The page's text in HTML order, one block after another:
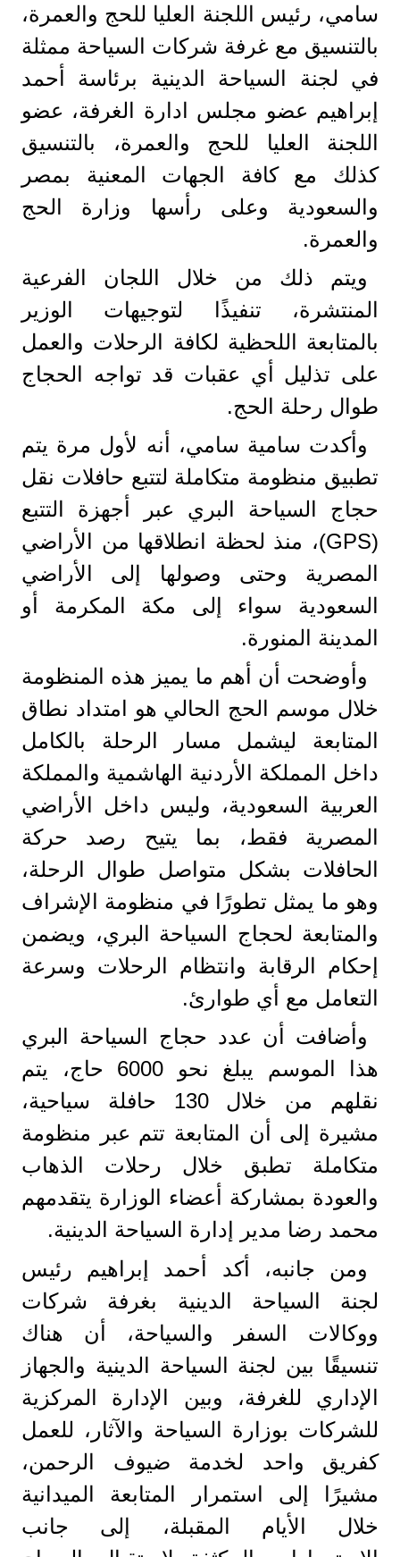
سامي، رئيس اللجنة العليا للحج والعمرة،
بالتنسيق مع غرفة شركات السياحة ممثلة
في لجنة السياحة الدينية برئاسة أحمد
إبراهيم عضو مجلس ادارة الغرفة، عضو
اللجنة العليا للحج والعمرة، بالتنسيق
كذلك مع كافة الجهات المعنية بمصر
والسعودية وعلى رأسها وزارة الحج
والعمرة.
ويتم ذلك من خلال اللجان الفرعية
المنتشرة، تنفيذًا لتوجيهات الوزير
بالمتابعة اللحظية لكافة الرحلات والعمل
على تذليل أي عقبات قد تواجه الحجاج
طوال رحلة الحج.
وأكدت سامية سامي، أنه لأول مرة يتم
تطبيق منظومة متكاملة لتتبع حافلات نقل
حجاج السياحة البري عبر أجهزة التتبع
(GPS)، منذ لحظة انطلاقها من الأراضي
المصرية وحتى وصولها إلى الأراضي
السعودية سواء إلى مكة المكرمة أو
المدينة المنورة.
وأوضحت أن أهم ما يميز هذه المنظومة
خلال موسم الحج الحالي هو امتداد نطاق
المتابعة ليشمل مسار الرحلة بالكامل
داخل المملكة الأردنية الهاشمية والمملكة
العربية السعودية، وليس داخل الأراضي
المصرية فقط، بما يتيح رصد حركة
الحافلات بشكل متواصل طوال الرحلة،
وهو ما يمثل تطورًا في منظومة الإشراف
والمتابعة لحجاج السياحة البري، ويضمن
إحكام الرقابة وانتظام الرحلات وسرعة
التعامل مع أي طوارئ.
وأضافت أن عدد حجاج السياحة البري
هذا الموسم يبلغ نحو 6000 حاج، يتم
نقلهم من خلال 130 حافلة سياحية،
مشيرة إلى أن المتابعة تتم عبر منظومة
متكاملة تطبق خلال رحلات الذهاب
والعودة بمشاركة أعضاء الوزارة يتقدمهم
محمد رضا مدير إدارة السياحة الدينية.
ومن جانبه، أكد أحمد إبراهيم رئيس
لجنة السياحة الدينية بغرفة شركات
ووكالات السفر والسياحة، أن هناك
تنسيقًا بين لجنة السياحة الدينية والجهاز
الإداري للغرفة، وبين الإدارة المركزية
للشركات بوزارة السياحة والآثار، للعمل
كفريق واحد لخدمة ضيوف الرحمن،
مشيرًا إلى استمرار المتابعة الميدانية
خلال الأيام المقبلة، إلى جانب